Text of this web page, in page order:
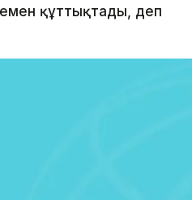
құттықтады, деп